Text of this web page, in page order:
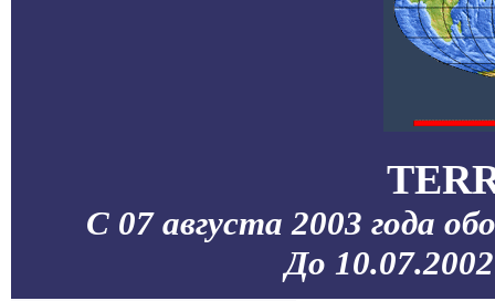
С 07 августа 2003 года
До